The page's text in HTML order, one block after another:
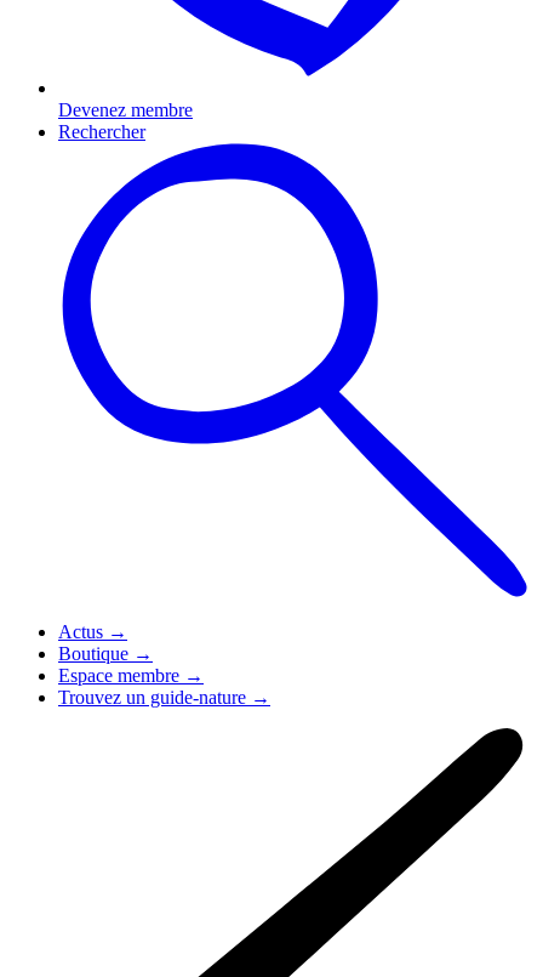
Devenez membre
Rechercher
Actus →
Boutique →
Espace membre →
Trouvez un guide-nature →